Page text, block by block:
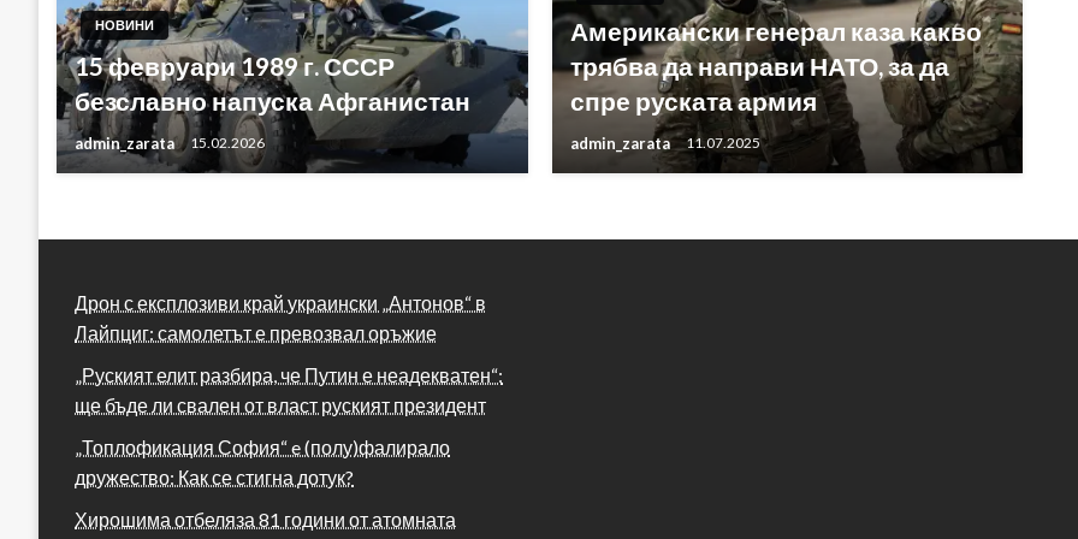
НОВИНИ
15 февруари 1989 г. СССР
безславно напуска Афганистан
admin_zarata 15.02.2026
Американски генерал каза какво
трябва да направи НАТО, за да
спре руската армия
admin_zarata 11.07.2025
Дрон с експлозиви край украински „Антонов“ в
Лайпциг: самолетът е превозвал оръжие
„Руският елит разбира, че Путин е неадекватен“:
ще бъде ли свален от власт руският президент
„Топлофикация София“ e (полу)фалирало
дружество: Как се стигна дотук?
Хирошима отбеляза 81 години от атомната